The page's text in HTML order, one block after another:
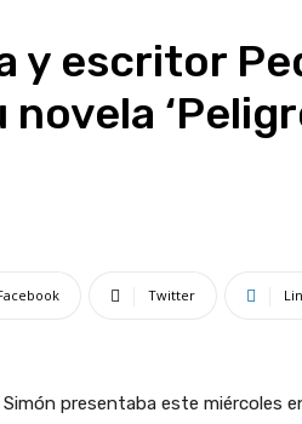
y escritor
Twitter
presentaba este miércoles